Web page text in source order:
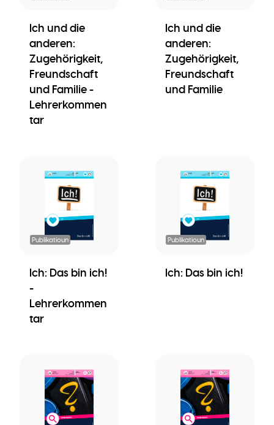
Ich und die
anderen:
Zugehörigkeit,
Freundschaft
und Familie -
Lehrerkommen
tar
Ich und die
anderen:
Zugehörigkeit,
Freundschaft
und Familie
Publikatioun
Ich: Das bin ich!
-
Lehrerkommen
tar
Publikatioun
Ich: Das bin ich!